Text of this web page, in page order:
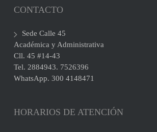
CONTACTO
Sede Calle 45
Académica y Administrativa
Cll. 45 #14-43
Tel. 2884943. 7526396
WhatsApp. 300 4148471
HORARIOS DE ATENCIÓN